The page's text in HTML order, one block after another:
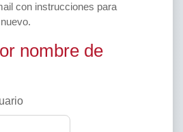
con instrucciones para
de usuario
nombre de